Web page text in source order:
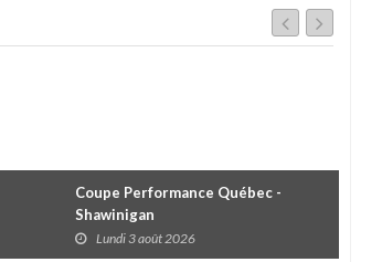
Coupe Performance Québec -
Shawinigan
Lundi 3 août 2026